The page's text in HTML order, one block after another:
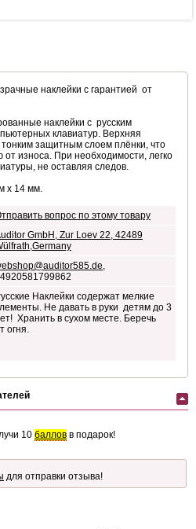
наклейки с гарантией от
наклейки с русским
клавиатур. Верхняя
защитным слоем плёнки, что
износа. При необходимости, легко
не оставляя следов.
х 14 мм.
вопрос по этому товару
GmbH, Zur Loev 22, 42489
,
Наклейки содержат мелкие
Не давать в руки детям до 3
Хранить в сухом месте. Беречь
огня.
10 баллов в подарок!
для отправки отзыва!